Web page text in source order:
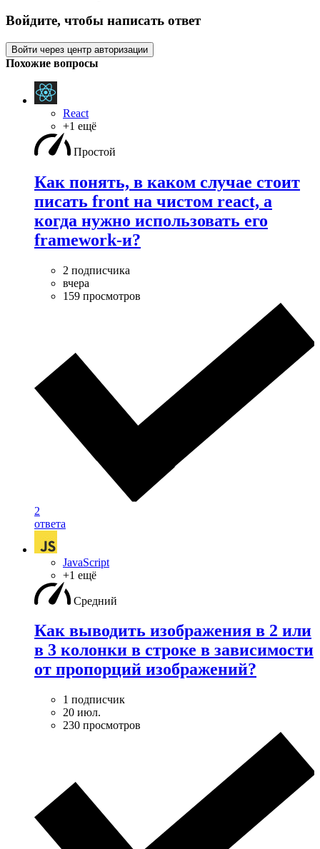
Войдите, чтобы написать ответ
Войти через центр авторизации
Похожие вопросы
React
+1 ещё
Простой
Как понять, в каком случае стоит
писать front на чистом react, а
когда нужно использовать его
framework-и?
2 подписчика
вчера
159 просмотров
2
ответа
JavaScript
+1 ещё
Средний
Как выводить изображения в 2 или
в 3 колонки в строке в зависимости
от пропорций изображений?
1 подписчик
20 июл.
230 просмотров